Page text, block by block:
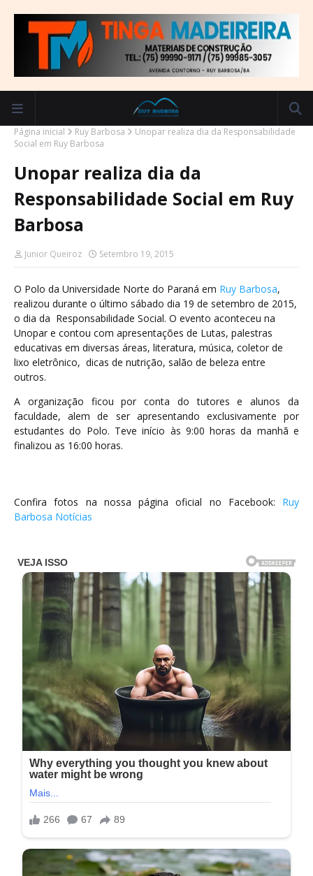
Página inicial Ruy Barbosa
Unopar realiza dia da Responsabilidade
Social em Ruy Barbosa
Unopar realiza dia da
Responsabilidade Social em Ruy
Barbosa
Junior Queiroz Setembro 19, 2015
O Polo da Universidade Norte do Paraná em Ruy Barbosa,
realizou durante o último sábado dia 19 de setembro de 2015,
o dia da Responsabilidade Social. O evento aconteceu na
Unopar e contou com apresentações de Lutas, palestras
educativas em diversas áreas, literatura, música, coletor de
lixo eletrônico, dicas de nutrição, salão de beleza entre
outros.
A organização ficou por conta do tutores e alunos da
faculdade, alem de ser apresentando exclusivamente por
estudantes do Polo. Teve início às 9:00 horas da manhã e
finalizou as 16:00 horas.
Confira fotos na nossa página oficial no Facebook: Ruy
Barbosa Notícias